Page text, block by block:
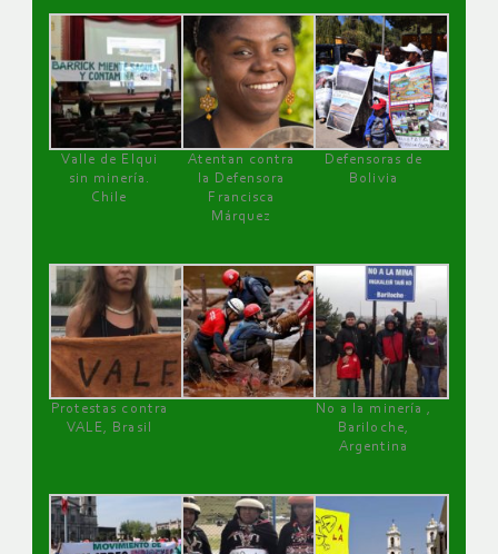
Valle de Elqui
sin minería.
Chile
Atentan contra
la Defensora
Francisca
Márquez
Defensoras de
Bolivia
Protestas contra
VALE, Brasil
No a la minería ,
Bariloche,
Argentina